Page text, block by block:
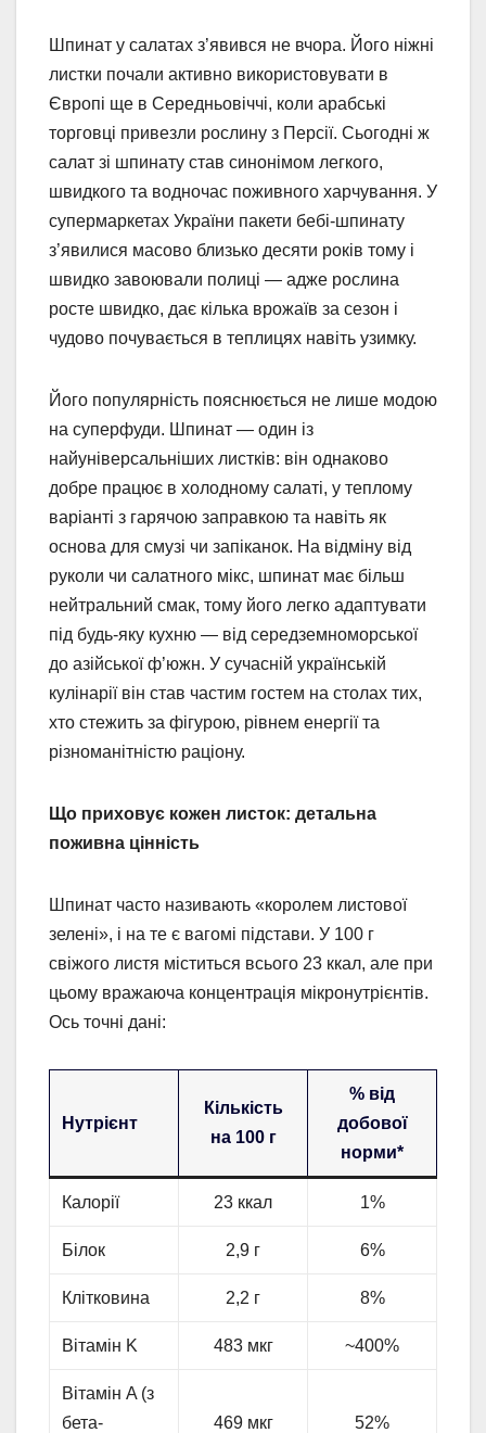
Шпинат у салатах з’явився не вчора. Його ніжні
листки почали активно використовувати в
Європі ще в Середньовіччі, коли арабські
торговці привезли рослину з Персії. Сьогодні ж
салат зі шпинату став синонімом легкого,
швидкого та водночас поживного харчування. У
супермаркетах України пакети бебі-шпинату
з’явилися масово близько десяти років тому і
швидко завоювали полиці — адже рослина
росте швидко, дає кілька врожаїв за сезон і
чудово почувається в теплицях навіть узимку.
Його популярність пояснюється не лише модою
на суперфуди. Шпинат — один із
найуніверсальніших листків: він однаково
добре працює в холодному салаті, у теплому
варіанті з гарячою заправкою та навіть як
основа для смузі чи запіканок. На відміну від
руколи чи салатного мікс, шпинат має більш
нейтральний смак, тому його легко адаптувати
під будь-яку кухню — від середземноморської
до азійської ф’южн. У сучасній українській
кулінарії він став частим гостем на столах тих,
хто стежить за фігурою, рівнем енергії та
різноманітністю раціону.
Що приховує кожен листок: детальна
поживна цінність
Шпинат часто називають «королем листової
зелені», і на те є вагомі підстави. У 100 г
свіжого листя міститься всього 23 ккал, але при
цьому вражаюча концентрація мікронутрієнтів.
Ось точні дані:
Нутрієнт
Кількість
на 100 г
% від
добової
норми*
Калорії 23 ккал 1%
Білок 2,9 г 6%
Клітковина 2,2 г 8%
Вітамін K 483 мкг ~400%
Вітамін A (з
бета-
469 мкг 52%